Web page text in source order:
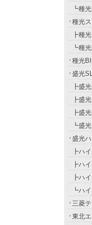
┗種
種光
┣種
┗種
種光
盛光
┣盛
┣盛
┣盛
┗盛
盛光
┣ハ
┣ハ
┣ハ
┗ハ
三菱
東北